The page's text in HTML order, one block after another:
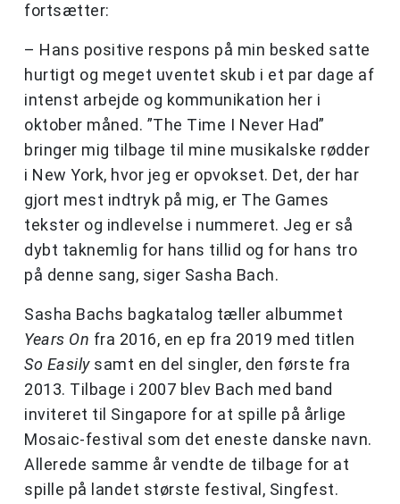
fortsætter:
– Hans positive respons på min besked satte
hurtigt og meget uventet skub i et par dage af
intenst arbejde og kommunikation her i
oktober måned. ”The Time I Never Had”
bringer mig tilbage til mine musikalske rødder
i New York, hvor jeg er opvokset. Det, der har
gjort mest indtryk på mig, er The Games
tekster og indlevelse i nummeret. Jeg er så
dybt taknemlig for hans tillid og for hans tro
på denne sang, siger Sasha Bach.
Sasha Bachs bagkatalog tæller albummet
Years On fra 2016, en ep fra 2019 med titlen
So Easilysamt en del singler, den første fra
2013. Tilbage i 2007 blev Bach med band
inviteret til Singapore for at spille på årlige
Mosaic-festival som det eneste danske navn.
Allerede samme år vendte de tilbage for at
spille på landet største festival, Singfest.